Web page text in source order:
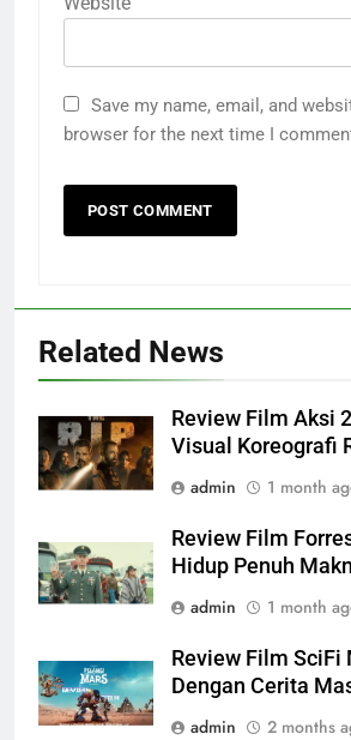
Save my name, email, and
browser for the next time I
Related News
Review Film Aksi
Visual Koreografi
admin
1 month
Review Film
Hidup Penuh
admin
1 month
Review Film SciFi
Dengan Cerita
admin
2 months